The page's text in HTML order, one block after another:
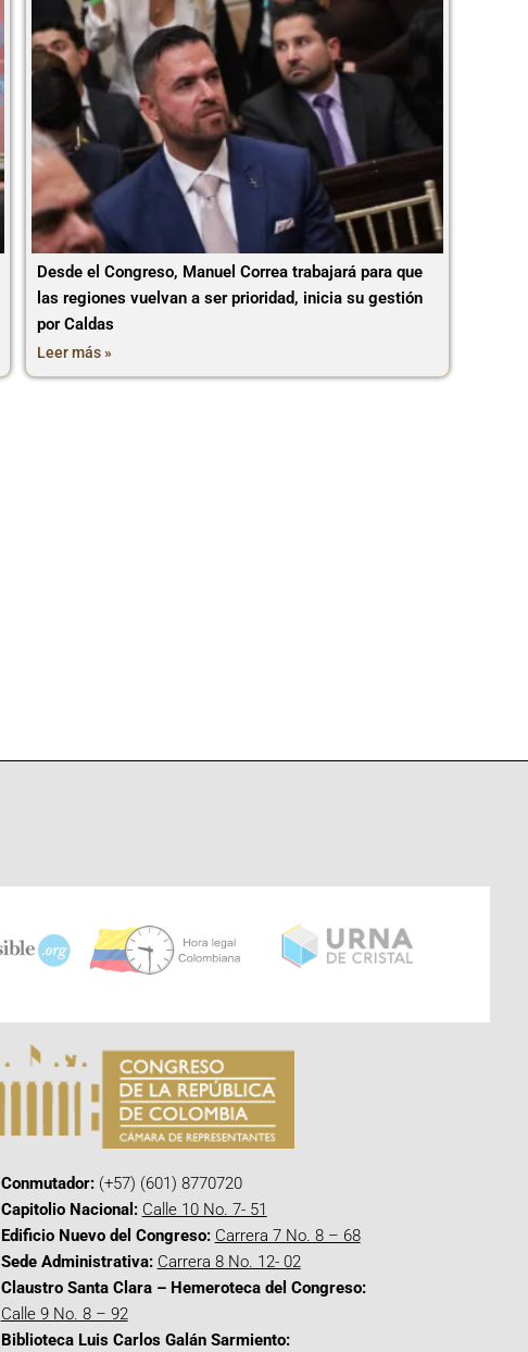
Desde el Congreso, Manuel Correa trabajará para que
las regiones vuelvan a ser prioridad, inicia su gestión
por Caldas
Leer más »
Conmutador:(+57) (601) 8770720
Capitolio Nacional: Calle 10 No. 7- 51
Edificio Nuevo del Congreso: Carrera 7 No. 8 – 68
Sede Administrativa: Carrera 8 No. 12- 02
Claustro Santa Clara – Hemeroteca del Congreso:
Calle 9 No. 8 – 92
Biblioteca Luis Carlos Galán Sarmiento: